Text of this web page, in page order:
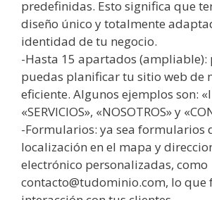
predefinidas. Esto significa que
diseño único y totalmente
identidad de tu negocio.
-Hasta 15 apartados (ampliable):
puedas planificar tu sitio web de
eficiente. Algunos ejemplos son:
«SERVICIOS», «NOSOTROS» y
-Formularios: ya sea formularios
localización en el mapa y
electrónico personalizadas, como
contacto@tudominio.com, lo que